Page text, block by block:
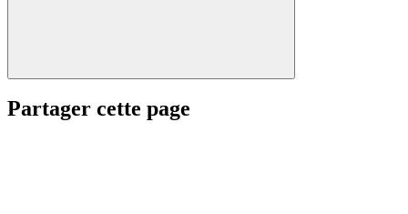
Partager cette page